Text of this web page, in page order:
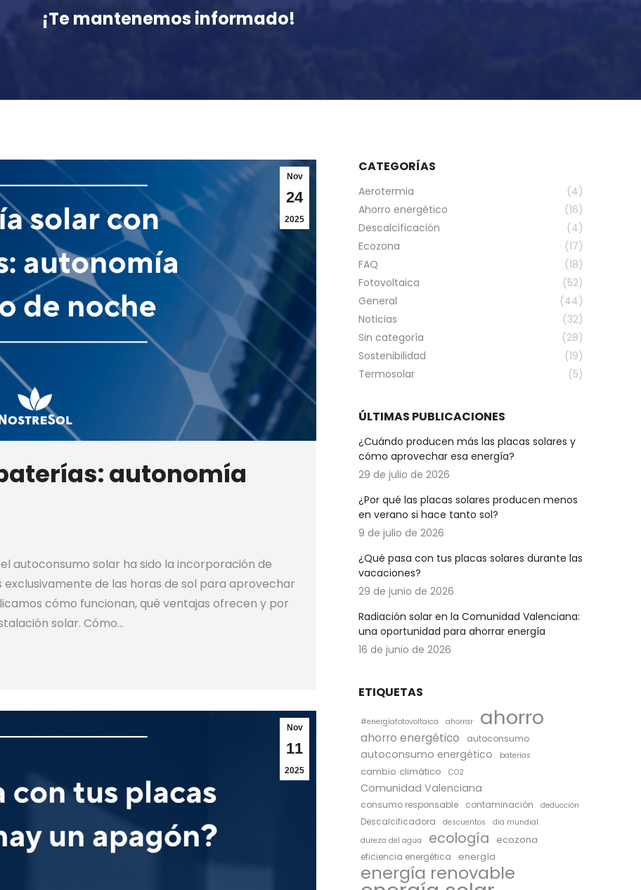
¡Te mantenemos informado!
Nov
24
2025
autonomía
autoconsumo solar ha sido la incorporación de
de las horas de sol para aprovechar
cómo funcionan, qué ventajas ofrecen y por
solar. Cómo…
Nov
11
2025
CATEGORÍAS
Aerotermia
(4)
Ahorro energético
(16)
Descalcificación
(4)
Ecozona
(17)
FAQ
(18)
Fotovoltaica
(52)
General
(44)
Noticias
(32)
Sin categoría
(28)
Sostenibilidad
(19)
Termosolar
(5)
ÚLTIMAS PUBLICACIONES
¿Cuándo producen más las placas solares y
cómo aprovechar esa energía?
29 de julio de 2026
¿Por qué las placas solares producen menos
en verano si hace tanto sol?
9 de julio de 2026
¿Qué pasa con tus placas solares durante las
vacaciones?
29 de junio de 2026
Radiación solar en la Comunidad Valenciana:
una oportunidad para ahorrar energía
16 de junio de 2026
ETIQUETAS
#energíafotovoltaica ahorrar ahorro
ahorro energético autoconsumo
autoconsumo energético baterías
cambio climático CO2
Comunidad Valenciana
consumo responsable contaminación deducción
Descalcificadora descuentos
dia mundial
dureza del agua
ecología ecozona
eficiencia energética energía
energía renovable